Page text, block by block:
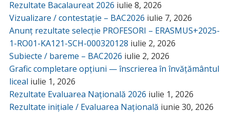
Rezultate Bacalaureat 2026 iulie 8, 2026
Vizualizare / contestație – BAC2026 iulie 7, 2026
Anunț rezultate selecție PROFESORI – ERASMUS+2025-
1-RO01-KA121-SCH-000320128 iulie 2, 2026
Subiecte / bareme – BAC2026 iulie 2, 2026
Grafic completare opțiuni — înscrierea în învățământul
liceal iulie 1, 2026
Rezultate Evaluarea Națională 2026 iulie 1, 2026
Rezultate inițiale / Evaluarea Națională iunie 30, 2026